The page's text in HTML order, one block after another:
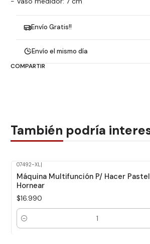
Envío Gratis!!
Envío el mismo día
COMPARTIR
También podría
07492-XL |
Máquina Multifunción P/ Hacer
Hornear
$16.990
Cantidad